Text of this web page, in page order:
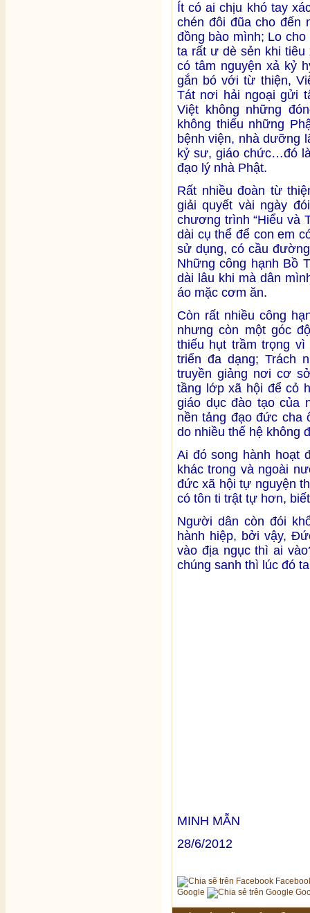
Ít có ai chịu khó tay
chén đôi đũa cho đến
đồng bào mình; Lo
ta rất ư dè sẻn khi
có tâm nguyện xả kỷ
gắn bó với từ thiện,
Tát nơi hải ngoại gửi
Việt không những
không thiếu những
bệnh viện, nhà dưỡng
kỷ sư, giáo chức…đó
đạo lý nhà Phật.
Rất nhiều đoàn từ
giải quyết vài ngày
chương trình “Hiểu và
dài cụ thể để con em
sử dụng, có cầu
Những công hạnh Bồ
dài lâu khi mà dân
áo mặc cơm ăn.
Còn rất nhiều công
nhưng còn một góc
thiếu hụt trầm trọng
triển đa dạng; Trách
truyền giảng nơi cơ
tầng lớp xã hội để cỏ
giáo dục đào tạo của
nền tảng đạo đức cha
do nhiều thế hệ không
Ai đó song hành hoạt
khác trong và ngoài
đức xã hội tự nguyện
có tôn ti trật tự hơn,
Người dân còn đói
hành hiệp, bởi vậy,
vào địa ngục thì ai
chúng sanh thì lúc đó
MINH MẪN
28/6/2012
Google